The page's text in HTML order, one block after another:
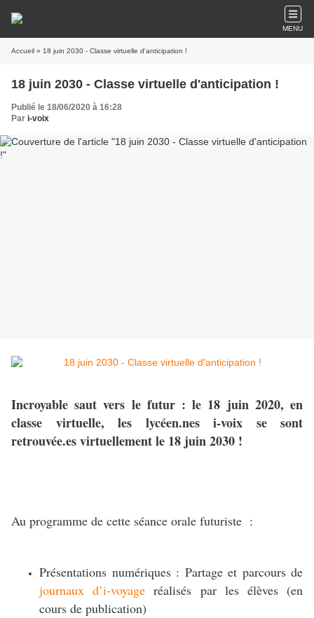
MENU
Accueil » 18 juin 2030 - Classe virtuelle d'anticipation !
18 juin 2030 - Classe virtuelle d'anticipation !
Publié le 18/06/2020 à 16:28
Par i-voix
Incroyable saut vers le futur : le 18 juin 2020, en
classe virtuelle, les lycéen.nes i-voix se sont
retrouvée.es virtuellement le 18 juin 2030 !
Au programme de cette séance orale futuriste :
Présentations numériques : Partage et parcours de
journaux d’i-voyage réalisés par les élèves (en
cours de publication)